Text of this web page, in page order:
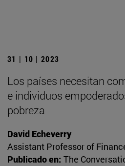
31 | 10 | 2023
Los países necesitan
e individuos
pobreza
David Echeverry
Assistant Professor of
Publicado en: The